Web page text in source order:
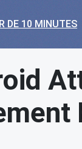
DE 10 MINUTES